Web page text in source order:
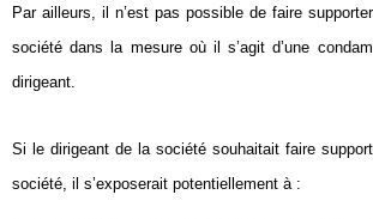
Par ailleurs, il n’est pas possible de faire
société dans la mesure où il s’agit d’une
dirigeant.
Si le dirigeant de la société souhaitait faire
société, il s’exposerait potentiellement à :